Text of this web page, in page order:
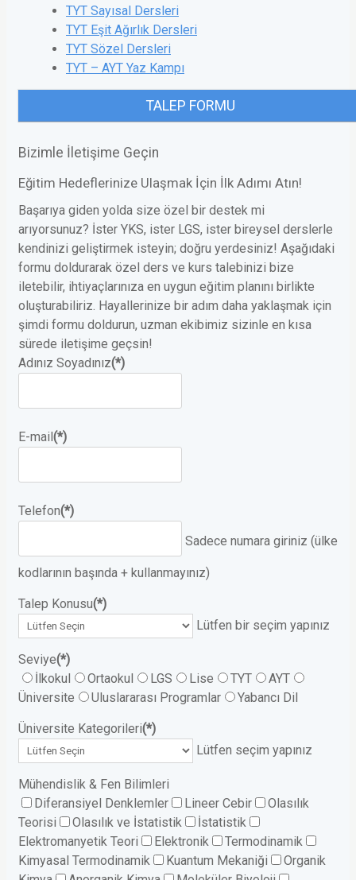
TYT Sayısal Dersleri
TYT Eşit Ağırlık Dersleri
TYT Sözel Dersleri
TYT – AYT Yaz Kampı
TALEP FORMU
Bizimle İletişime Geçin
Eğitim Hedeflerinize Ulaşmak İçin İlk Adımı Atın!
Başarıya giden yolda size özel bir destek mi
arıyorsunuz? İster YKS, ister LGS, ister bireysel derslerle
kendinizi geliştirmek isteyin; doğru yerdesiniz! Aşağıdaki
formu doldurarak özel ders ve kurs talebinizi bize
iletebilir, ihtiyaçlarınıza en uygun eğitim planını birlikte
oluşturabiliriz. Hayallerinize bir adım daha yaklaşmak için
şimdi formu doldurun, uzman ekibimiz sizinle en kısa
sürede iletişime geçsin!
Adınız Soyadınız(*)
E-mail(*)
Telefon(*)
Sadece numara giriniz (ülke
kodlarının başında + kullanmayınız)
Talep Konusu(*)
Lütfen bir seçim yapınız
Seviye(*)
İlkokul
Ortaokul LGS Lise TYT
AYT
Üniversite
Uluslararası Programlar Yabancı Dil
Üniversite Kategorileri(*)
Lütfen seçim yapınız
Mühendislik & Fen Bilimleri
Diferansiyel Denklemler
Lineer Cebir
Olasılık
Teorisi
Olasılık ve İstatistik
İstatistik
Elektromanyetik Teori
Elektronik
Termodinamik
Kimyasal Termodinamik
Kuantum Mekaniği
Organik